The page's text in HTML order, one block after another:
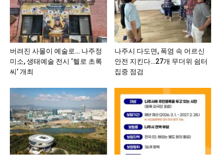
버려진 사물이 예술로… 나주정
미소, 생태예술 전시 ‘헬로 초록
씨’ 개최
나주시 다도면, 폭염 속 어르신
안전 지킨다…27개 무더위 쉼터
집중 점검